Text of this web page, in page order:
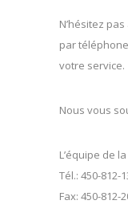
N’hésitez
par
votre service.
Nous vous
L’équipe de
Tél.: 450-812-
Fax: 450-812-